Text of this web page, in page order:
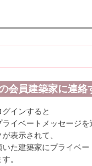
external)
is external)
会員建築家に連絡
インすると
ライベートメッセージを
表示されて、
いた建築家にプライベ
。